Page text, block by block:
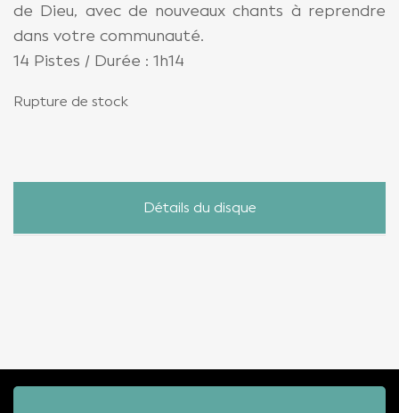
de Dieu, avec de nouveaux chants à reprendre
dans votre communauté.
14 Pistes / Durée : 1h14
Rupture de stock
Détails du disque